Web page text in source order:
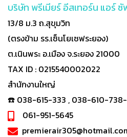
บริษัท พรีเมียร์ อีสเทอร์น แอร์
13/8 ม.3 ถ.สุขุมวิท
(ตรงข้าม รร.เซ็นโยเซฟระยอง)
ต.เนินพระ อ.เมือง จ.ระยอง 21000
TAX ID : 0215540002022
สำนักงานใหญ่
☎️ 038-615-333 , 038-610-
061-951-5645